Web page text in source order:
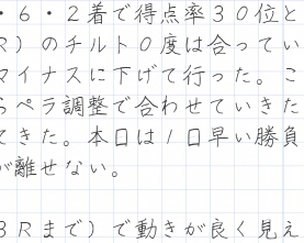
・２着で得点率３０位と
）のチルト０度は合ってい
イナスに下げて行った。こ
ペラ調整で合わせていきた
きた。本日は１日早い勝負
せない。
まで）で動きが良く見え